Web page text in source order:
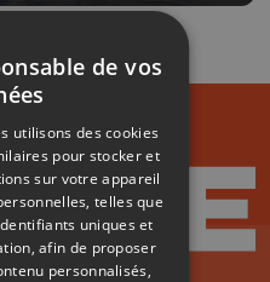
de vos
utilisons des cookies
pour stocker et
sur votre appareil
telles que
uniques et
afin de proposer
personnalisés,